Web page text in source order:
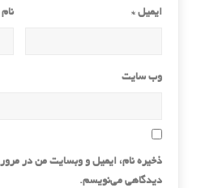
ایمیل *
وب‌ سایت
ذخیره نام، ایمیل و وبسایت من در
دیدگاهی می‌نویسم.